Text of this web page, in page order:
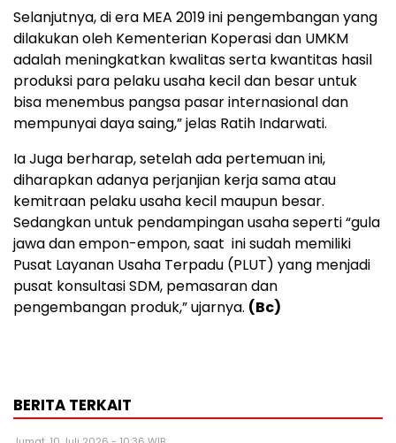
Selanjutnya, di era MEA 2019 ini pengembangan yang
dilakukan oleh Kementerian Koperasi dan UMKM
adalah meningkatkan kwalitas serta kwantitas hasil
produksi para pelaku usaha kecil dan besar untuk
bisa menembus pangsa pasar internasional dan
mempunyai daya saing,” jelas Ratih Indarwati.
Ia Juga berharap, setelah ada pertemuan ini,
diharapkan adanya perjanjian kerja sama atau
kemitraan pelaku usaha kecil maupun besar.
Sedangkan untuk pendampingan usaha seperti “gula
jawa dan empon-empon, saat ini sudah memiliki
Pusat Layanan Usaha Terpadu (PLUT) yang menjadi
pusat konsultasi SDM, pemasaran dan
pengembangan produk,” ujarnya. (Bc)
BERITA TERKAIT